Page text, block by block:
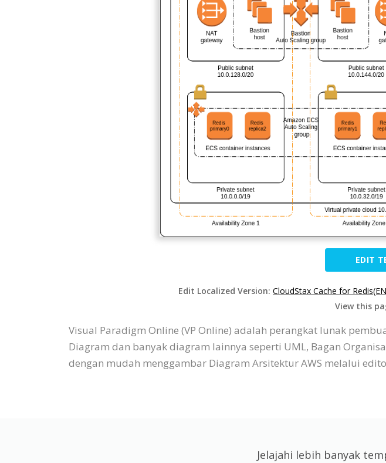
EDIT
Edit Localized Version: CloudStax Cache for
View this
Visual Paradigm Online (VP Online) adalah perangkat lunak
Diagram dan banyak diagram lainnya seperti UML, Bagan
dengan mudah menggambar Diagram Arsitektur AWS melalui
Jelajahi lebih banyak